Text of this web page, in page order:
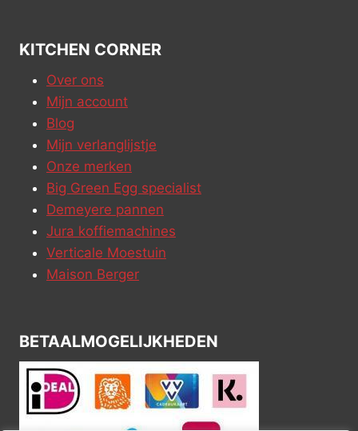
KITCHEN CORNER
Over ons
Mijn account
Blog
Mijn verlanglijstje
Onze merken
Big Green Egg specialist
Demeyere pannen
Jura koffiemachines
Verticale Moestuin
Maison Berger
BETAALMOGELIJKHEDEN